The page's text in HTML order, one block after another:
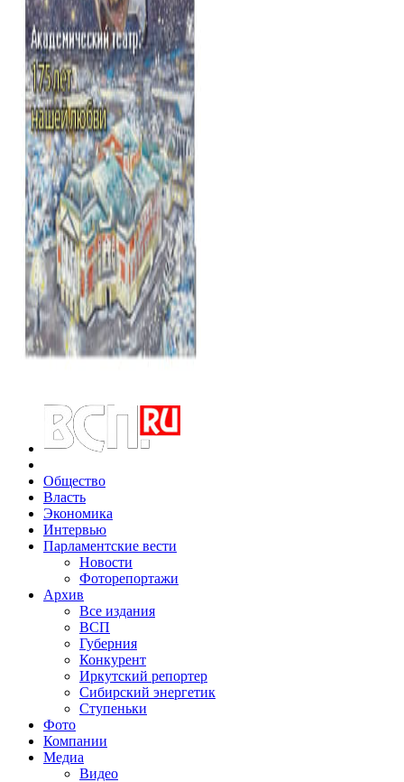
Общество
Власть
Экономика
Интервью
Парламентские вести
Новости
Фоторепортажи
Архив
Все издания
ВСП
Губерния
Конкурент
Иркутский репортер
Сибирский энергетик
Ступеньки
Фото
Компании
Медиа
Видео